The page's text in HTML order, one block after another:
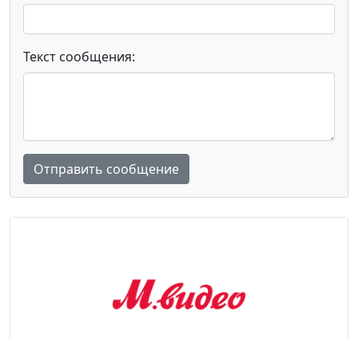
Текст сообщения:
Отправить сообщение